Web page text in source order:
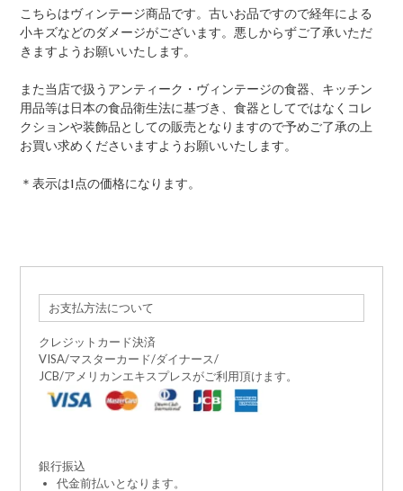
こちらはヴィンテージ商品です。古いお品ですので経年による
小キズなどのダメージがございます。悪しからずご了承いただ
きますようお願いいたします。
また当店で扱うアンティーク・ヴィンテージの食器、キッチン
用品等は日本の食品衛生法に基づき、食器としてではなくコレ
クションや装飾品としての販売となりますので予めご了承の上
お買い求めくださいますようお願いいたします。
＊表示は1点の価格になります。
お支払方法について
クレジットカード決済
VISA/マスターカード/ダイナース/
JCB/アメリカンエキスプレスがご利用頂けます。
銀行振込
代金前払いとなります。